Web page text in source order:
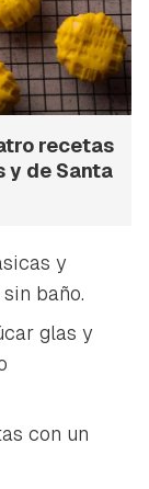
recetas
y de Santa
y
baño.
glas y
con un